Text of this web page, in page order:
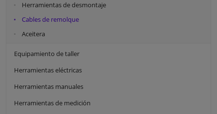
Herramientas de desmontaje
Cables de remolque
Aceitera
Equipamiento de taller
Herramientas eléctricas
Herramientas manuales
Herramientas de medición